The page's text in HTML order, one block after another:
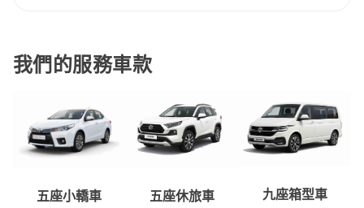
我們的服務車款
五座小轎車
五座休旅車
九座箱型車